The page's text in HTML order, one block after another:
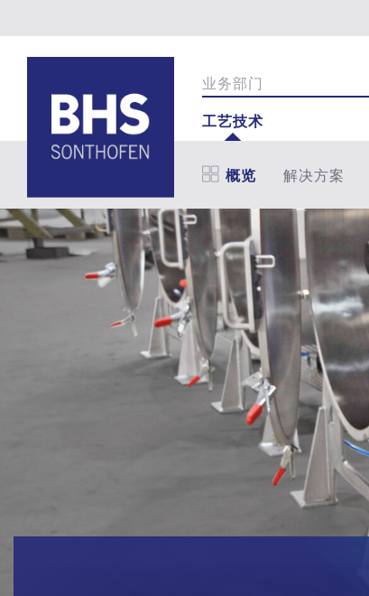
业务部门
工艺技术
概览 解决方案